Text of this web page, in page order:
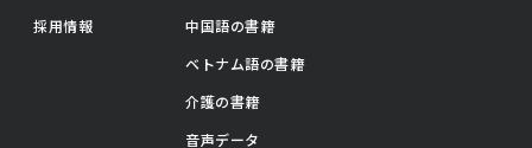
採用情報
中国語の書籍
ベトナム語の書籍
介護の書籍
音声データ